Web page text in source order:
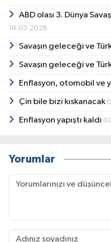
ABD olası 3. Dünya
16.03.2026
Savaşın geleceği ve
Savaşın geleceği ve
Enflasyon, otomobil ve
Çin bile bizi kıskanacak
Enflasyon yapıştı kaldı
Yorumlar